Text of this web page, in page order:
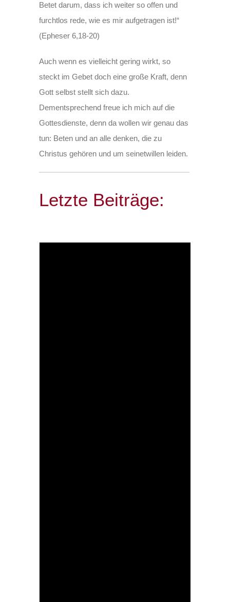
Betet darum, dass ich weiter so offen und
furchtlos rede, wie es mir aufgetragen ist!“
(Epheser 6,18-20)
Auch wenn es vielleicht gering wirkt, so
steckt im Gebet doch eine große Kraft, denn
Gott selbst stellt sich dazu.
Dementsprechend freue ich mich auf die
Gottesdienste, denn da wollen wir genau das
tun: Beten und an alle denken, die zu
Christus gehören und um seinetwillen leiden.
Letzte Beiträge: